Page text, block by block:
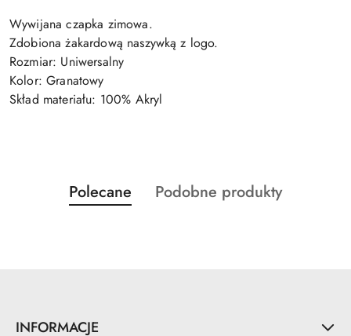
Wywijana czapka zimowa.
Zdobiona żakardową naszywką z logo.
Rozmiar: Uniwersalny
Kolor: Granatowy
Skład materiału: 100% Akryl
Pomiń karuzelę produktów
Produkty
o
Polecane
Produkty
Podobne produkty
INFORMACJE